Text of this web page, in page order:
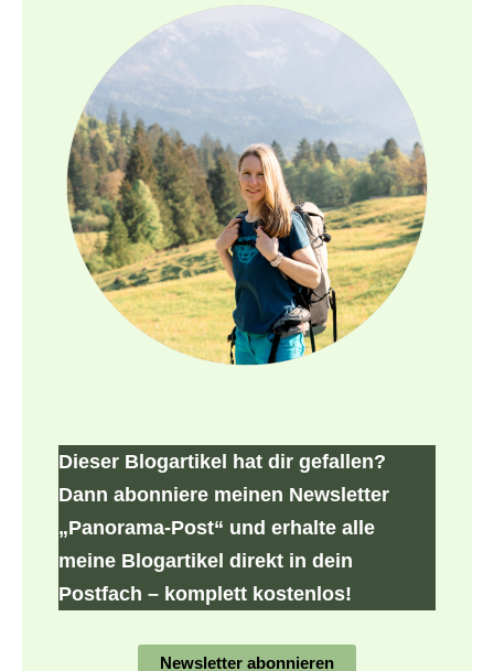
Dieser Blogartikel hat dir gefallen?
Dann abonniere meinen Newsletter
„Panorama-Post“ und erhalte alle
meine Blogartikel direkt in dein
Postfach – komplett kostenlos!
Newsletter abonnieren